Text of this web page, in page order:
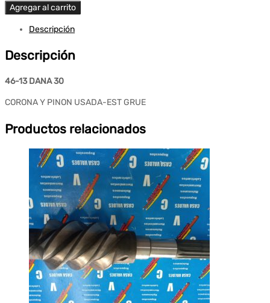
Agregar al carrito
Descripción
Descripción
46-13 DANA 30
CORONA Y PINON USADA-EST GRUE
Productos relacionados